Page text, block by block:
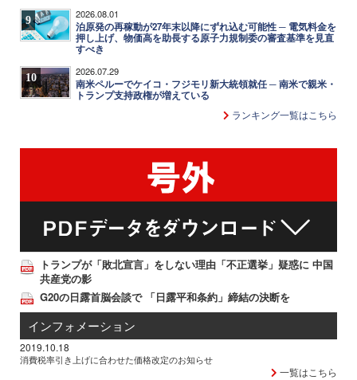
9 2026.08.01
泊原発の再稼動が27年末以降にずれ込む可能性 ─ 電気料金を
押し上げ、物価高を助長する原子力規制委の審査基準を見直
すべき
10 2026.07.29
南米ペルーでケイコ・フジモリ新大統領就任 ─ 南米で親米・
トランプ支持政権が増えている
ランキング一覧はこちら
トランプが「敗北宣言」をしない理由「不正選挙」疑惑に 中国
共産党の影
G20の日露首脳会談で 「日露平和条約」締結の決断を
インフォメーション
2019.10.18
消費税率引き上げに合わせた価格改定のお知らせ
一覧はこちら